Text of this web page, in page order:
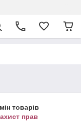
товарів
прав